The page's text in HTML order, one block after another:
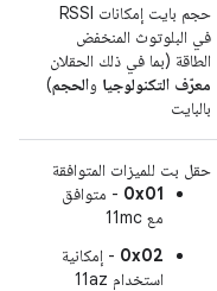
حجم بايت إمكانات RSSI
في البلوتوث المنخفض
الطاقة (بما في ذلك الحقلان
معرّف التكنولوجيا والحجم)
بالبايت
حقل بت للميزات المتوافقة
0x01 - متوافق
مع 11mc
0x02 - إمكانية
استخدام 11az